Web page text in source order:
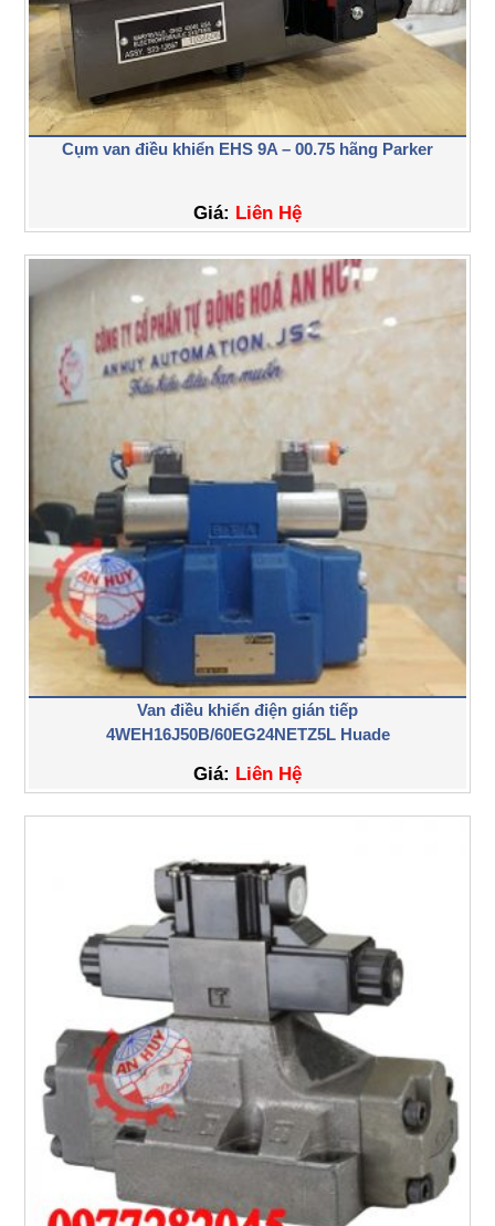
Cụm van điều khiển EHS 9A – 00.75 hãng Parker
Giá: Liên Hệ
Van điều khiển điện gián tiếp
4WEH16J50B/60EG24NETZ5L Huade
Giá: Liên Hệ